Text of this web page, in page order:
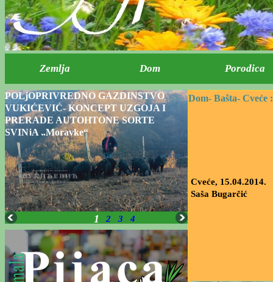
POLjOPRIVREDNO GAZDINSTVO
VUKIĆEVIĆ- KONCEPT UZGOJA I
PRERADE AUTOHTONE SORTE
SVINjA „Moravke“
1 2 3 4
Dom- Bašta- Cveće :
Cveće, 15.04.2014.
Saša Bugarčić
Zemlja Dom Porodica